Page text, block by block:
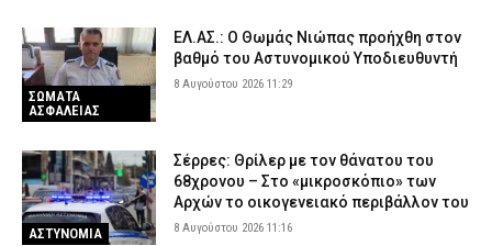
ΣΩΜΑΤΑ
ΑΣΦΑΛΕΙΑΣ
ΕΛ.ΑΣ.: Ο Θωμάς Νιώπας προήχθη στον
βαθμό του Αστυνομικού Υποδιευθυντή
8 Αυγούστου 2026 11:29
ΑΣΤΥΝΟΜΙΑ
Σέρρες: Θρίλερ με τον θάνατου του
68χρονου – Στο «μικροσκόπιο» των
Αρχών το οικογενειακό περιβάλλον του
8 Αυγούστου 2026 11:16